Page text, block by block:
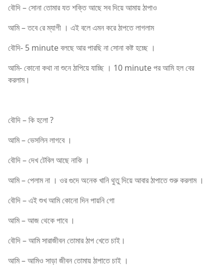
বৌদি – সোনা তোমার যত শক্তি আছে সব দিয়ে আমায় ঠাপাও
আমি – তবে রে ম্যাগী । এই বলে এমন করে ঠাপতে লাগলাম
বৌদি- 5 minute বলছে আর পারছি না সোনা কষ্ট হচ্ছে ।
আমি- কোনো কথা না শুনে ঠাপিয়ে যাচ্ছি । 10 minute পর আমি হল বের
করলাম।
বৌদি – কি হলো ?
আমি – ভেসলিন লাগবে ।
বৌদি – দেখ টেবিল আছে নাকি ।
আমি – পেলাম না । ওর গুদে অনেক খানি থুতু দিয়ে আবার ঠাপাতে শুরু করলাম ।
বৌদি – এই শুখ আমি কোনো দিন পায়নি গো
আমি – আজ থেকে পাবে ।
বৌদি – আমি সারাজীবন তোমার ঠাপ খেতে চাই।
আমি – আমিও সাড়া জীবন তোমায় ঠাপাতে চাই ।